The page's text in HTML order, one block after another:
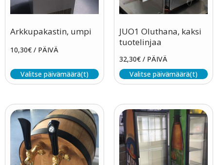
Arkkupakastin, umpi
10,30€ / PÄIVÄ
Valitse päivämäärä(t)
JUO1 Oluthana, kaksi
tuotelinjaa
32,30€ / PÄIVÄ
Valitse päivämäärä(t)